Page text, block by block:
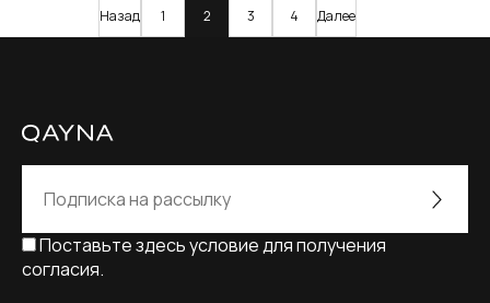
Назад 1 2 3 4 Далее
Поставьте здесь условие для получения
согласия.